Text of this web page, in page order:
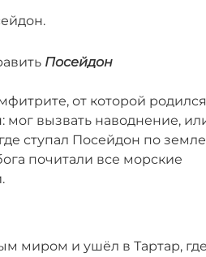
Посейдон
от которой
мог вызвать наводнение,
ступал Посейдон по
почитали все морские
миром и ушёл в Тартар,